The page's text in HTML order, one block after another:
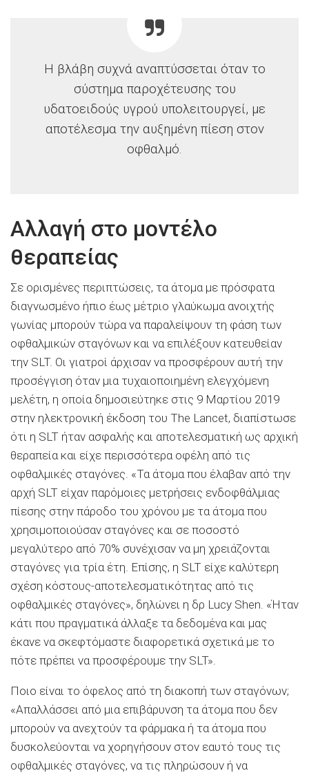
Η βλάβη συχνά αναπτύσσεται όταν το
σύστημα παροχέτευσης του
υδατοειδούς υγρού υπολειτουργεί, με
αποτέλεσμα την αυξημένη πίεση στον
οφθαλμό.
Αλλαγή στο μοντέλο
θεραπείας
Σε ορισμένες περιπτώσεις, τα άτομα με πρόσφατα
διαγνωσμένο ήπιο έως μέτριο γλαύκωμα ανοιχτής
γωνίας μπορούν τώρα να παραλείψουν τη φάση των
οφθαλμικών σταγόνων και να επιλέξουν κατευθείαν
την SLT. Οι γιατροί άρχισαν να προσφέρουν αυτή την
προσέγγιση όταν μια τυχαιοποιημένη ελεγχόμενη
μελέτη, η οποία δημοσιεύτηκε στις 9 Μαρτίου 2019
στην ηλεκτρονική έκδοση του The Lancet, διαπίστωσε
ότι η SLT ήταν ασφαλής και αποτελεσματική ως αρχική
θεραπεία και είχε περισσότερα οφέλη από τις
οφθαλμικές σταγόνες. «Τα άτομα που έλαβαν από την
αρχή SLT είχαν παρόμοιες μετρήσεις ενδοφθάλμιας
πίεσης στην πάροδο του χρόνου με τα άτομα που
χρησιμοποιούσαν σταγόνες και σε ποσοστό
μεγαλύτερο από 70% συνέχισαν να μη χρειάζονται
σταγόνες για τρία έτη. Επίσης, η SLT είχε καλύτερη
σχέση κόστους-αποτελεσματικότητας από τις
οφθαλμικές σταγόνες», δηλώνει η δρ Lucy Shen. «Ήταν
κάτι που πραγματικά άλλαξε τα δεδομένα και μας
έκανε να σκεφτόμαστε διαφορετικά σχετικά με το
πότε πρέπει να προσφέρουμε την SLT».
Ποιο είναι το όφελος από τη διακοπή των σταγόνων;
«Απαλλάσσει από μια επιβάρυνση τα άτομα που δεν
μπορούν να ανεχτούν τα φάρμακα ή τα άτομα που
δυσκολεύονται να χορηγήσουν στον εαυτό τους τις
οφθαλμικές σταγόνες, να τις πληρώσουν ή να